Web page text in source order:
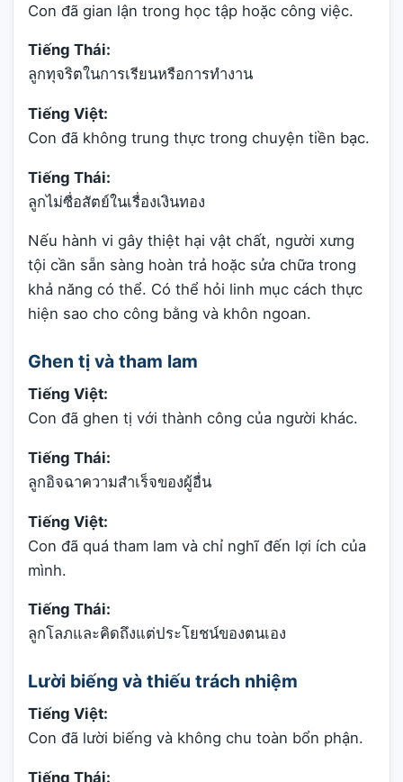
Con đã gian lận trong học tập hoặc công việc.
Tiếng Thái:
ลูกทุจริตในการเรียนหรือการทำงาน
Tiếng Việt:
Con đã không trung thực trong chuyện tiền bạc.
Tiếng Thái:
ลูกไม่ซื่อสัตย์ในเรื่องเงินทอง
Nếu hành vi gây thiệt hại vật chất, người xưng
tội cần sẵn sàng hoàn trả hoặc sửa chữa trong
khả năng có thể. Có thể hỏi linh mục cách thực
hiện sao cho công bằng và khôn ngoan.
Ghen tị và tham lam
Tiếng Việt:
Con đã ghen tị với thành công của người khác.
Tiếng Thái:
ลูกอิจฉาความสำเร็จของผู้อื่น
Tiếng Việt:
Con đã quá tham lam và chỉ nghĩ đến lợi ích của
mình.
Tiếng Thái:
ลูกโลภและคิดถึงแต่ประโยชน์ของตนเอง
Lười biếng và thiếu trách nhiệm
Tiếng Việt:
Con đã lười biếng và không chu toàn bổn phận.
Tiếng Thái: